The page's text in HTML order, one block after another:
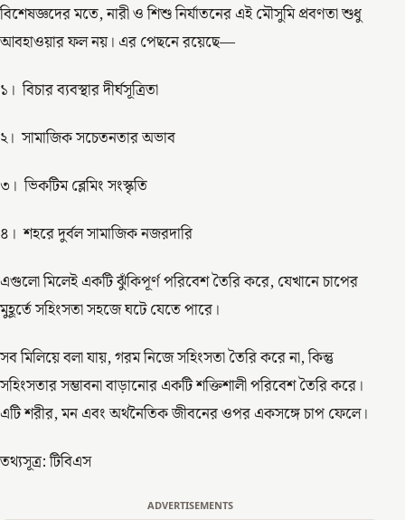
বিশেষজ্ঞদের মতে, নারী ও শিশু নির্যাতনের এই মৌসুমি প্রবণতা শুধু
আবহাওয়ার ফল নয়। এর পেছনে রয়েছে—
১। বিচার ব্যবস্থার দীর্ঘসূত্রিতা
২। সামাজিক সচেতনতার অভাব
৩। ভিকটিম ব্লেমিং সংস্কৃতি
৪। শহরে দুর্বল সামাজিক নজরদারি
এগুলো মিলেই একটি ঝুঁকিপূর্ণ পরিবেশ তৈরি করে, যেখানে চাপের
মুহূর্তে সহিংসতা সহজে ঘটে যেতে পারে।
সব মিলিয়ে বলা যায়, গরম নিজে সহিংসতা তৈরি করে না, কিন্তু
সহিংসতার সম্ভাবনা বাড়ানোর একটি শক্তিশালী পরিবেশ তৈরি করে।
এটি শরীর, মন এবং অর্থনৈতিক জীবনের ওপর একসঙ্গে চাপ ফেলে।
তথ্যসূত্র: টিবিএস
ADVERTISEMENTS